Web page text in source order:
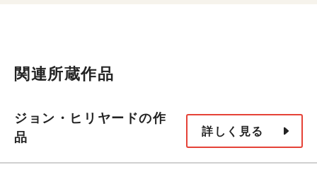
関連所蔵作品
ジョン・ヒリヤードの作
品
詳しく見る